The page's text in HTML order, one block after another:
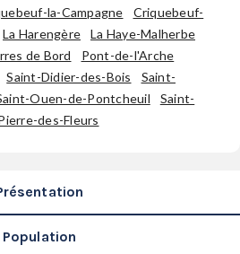
la-Campagne
Criquebeuf-
La Harengère
La Haye-Malherbe
de Bord
Pont-de-l'Arche
Saint-Didier-des-Bois
Saint-
Ouen-de-Pontcheuil
Saint-
des-Fleurs
Population